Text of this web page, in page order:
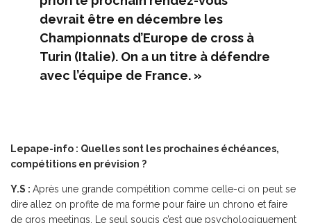
devrait être en décembre les
Championnats d’Europe de cross à
Turin (Italie). On a un titre à défendre
avec l’équipe de France. »
Lepape-info : Quelles sont les prochaines échéances,
compétitions en prévision ?
Y.S : Après une grande compétition comme celle-ci on peut se
dire allez on profite de ma forme pour faire un chrono et faire
de gros meetings. Le seul soucis c’est que psychologiquement